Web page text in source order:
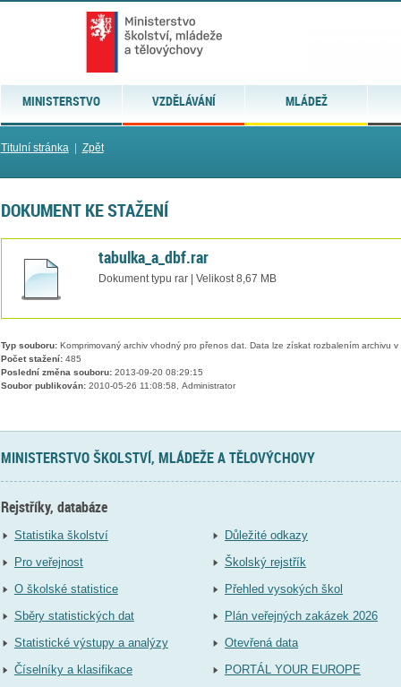
MINISTERSTVO VZDĚLÁVÁNÍ MLÁDEŽ
Titulní stránka| Zpět
DOKUMENT KE STAŽENÍ
tabulka_a_dbf.rar
Dokument typu rar | Velikost 8,67 MB
Typ souboru:Komprimovaný archiv vhodný pro přenos dat. Data lze získat rozbalením archivu
Počet stažení:485
Poslední změna souboru:2013-09-20 08:29:15
Soubor publikován:2010-05-26 11:08:58, Administrator
MINISTERSTVO ŠKOLSTVÍ, MLÁDEŽE A TĚLOVÝCHOVY
Rejstříky, databáze
Statistika školství
Pro veřejnost
O školské statistice
Sběry statistických dat
Statistické výstupy a analýzy
Číselníky a klasifikace
Důležité odkazy
Školský rejstřík
Přehled vysokých škol
Plán veřejných zakázek 2026
Otevřená data
PORTÁL YOUR EUROPE